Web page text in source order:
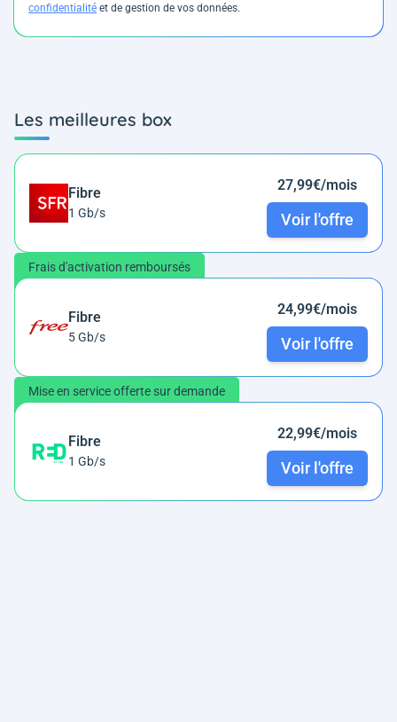
confidentialité et de gestion de vos données.
Les meilleures box
Fibre
1 Gb/s
27,99€/mois
Voir l'offre
Frais d'activation remboursés
Fibre
5 Gb/s
24,99€/mois
Voir l'offre
Mise en service offerte sur demande
Fibre
1 Gb/s
22,99€/mois
Voir l'offre